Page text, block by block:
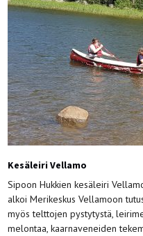
Kesäleiri Vellamo
Sipoon Hukkien kesäleiri
alkoi Merikeskus Vellamoon
myös telttojen pystytystä,
melontaa, kaarnaveneiden